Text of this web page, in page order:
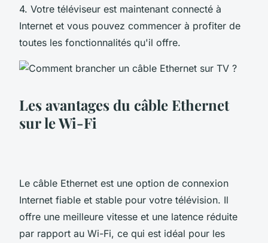
4. Votre téléviseur est maintenant connecté à
Internet et vous pouvez commencer à profiter de
toutes les fonctionnalités qu'il offre.
Les avantages du câble Ethernet
sur le Wi-Fi
Le câble Ethernet est une option de connexion
Internet fiable et stable pour votre télévision. Il
offre une meilleure vitesse et une latence réduite
par rapport au Wi-Fi, ce qui est idéal pour les